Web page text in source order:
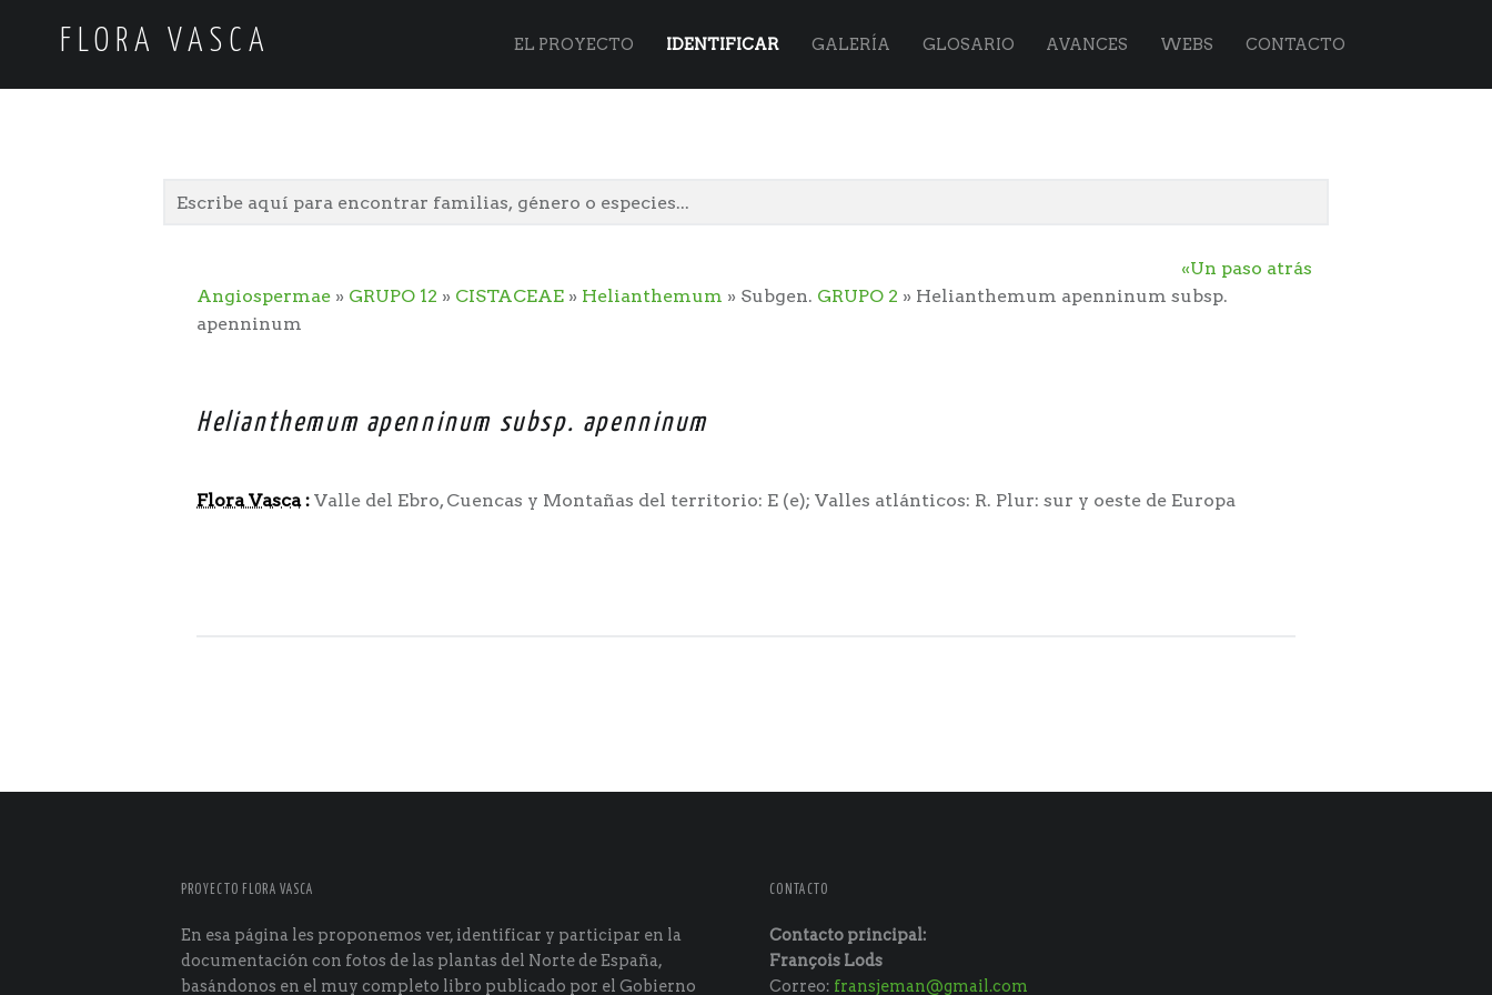
FLORA VASCA Flora
navigation
Skip
EL PROYECTO IDENTIFICAR GALERÍA GLOSARIO AVANCES WEBS CONTACTO
«Un paso atrás
Angiospermae » GRUPO 12 » CISTACEAE » Helianthemum » Subgen. GRUPO 2 » Helianthemum apenninum subsp.
apenninum
Helianthemum apenninum subsp. apenninum
Flora Vasca: Valle del Ebro, Cuencas y Montañas del territorio: E (e); Valles atlánticos: R. Plur: sur y oeste de Europa
PROYECTO FLORA VASCA
En esa página les proponemos ver, identificar y participar en la
documentación con fotos de las plantas del Norte de España,
basándonos en el muy completo libro publicado por el Gobierno
CONTACTO
Contacto principal:
François Lods
Correo: fransjeman@gmail.com